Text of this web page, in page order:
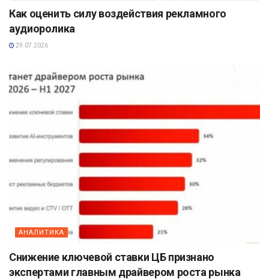
Как оценить силу воздействия рекламного
аудиоролика
29.07.2026
АНАЛИТИКА
Снижение ключевой ставки ЦБ признано
экспертами главным драйвером роста рынка